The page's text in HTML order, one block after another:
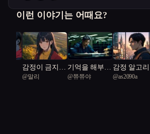
이런 이야기는 어때요?
감정이 금지된
시대에 사랑을
@말리
기억을 해부하
는 AI와 트라
@쮸쮸야
감정 알고리
즘: 서울의 선
@as2090a